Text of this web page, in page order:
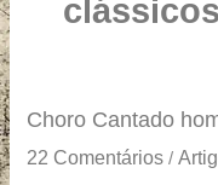
clássicos
Choro Cantado
22 Comentários /
Choro
homenageia